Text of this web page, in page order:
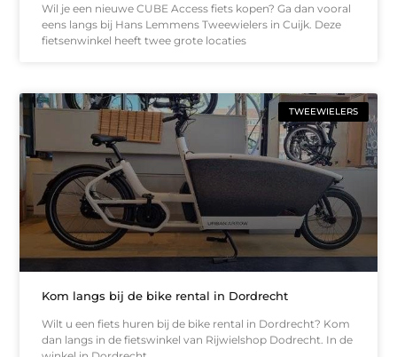
Wil je een nieuwe CUBE Access fiets kopen? Ga dan vooral
eens langs bij Hans Lemmens Tweewielers in Cuijk. Deze
fietsenwinkel heeft twee grote locaties
TWEEWIELERS
Kom langs bij de bike rental in Dordrecht
Wilt u een fiets huren bij de bike rental in Dordrecht? Kom
dan langs in de fietswinkel van Rijwielshop Dodrecht. In de